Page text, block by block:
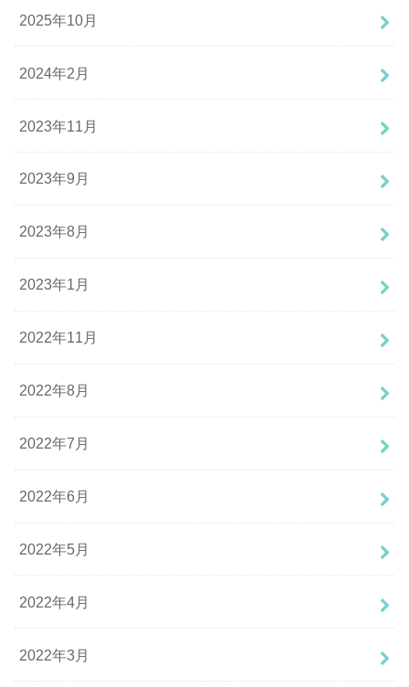
2025年10月
2024年2月
2023年11月
2023年9月
2023年8月
2023年1月
2022年11月
2022年8月
2022年7月
2022年6月
2022年5月
2022年4月
2022年3月